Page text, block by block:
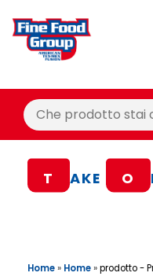
Cerca:
BLOG T AKE O
Home» Home»prodotto -